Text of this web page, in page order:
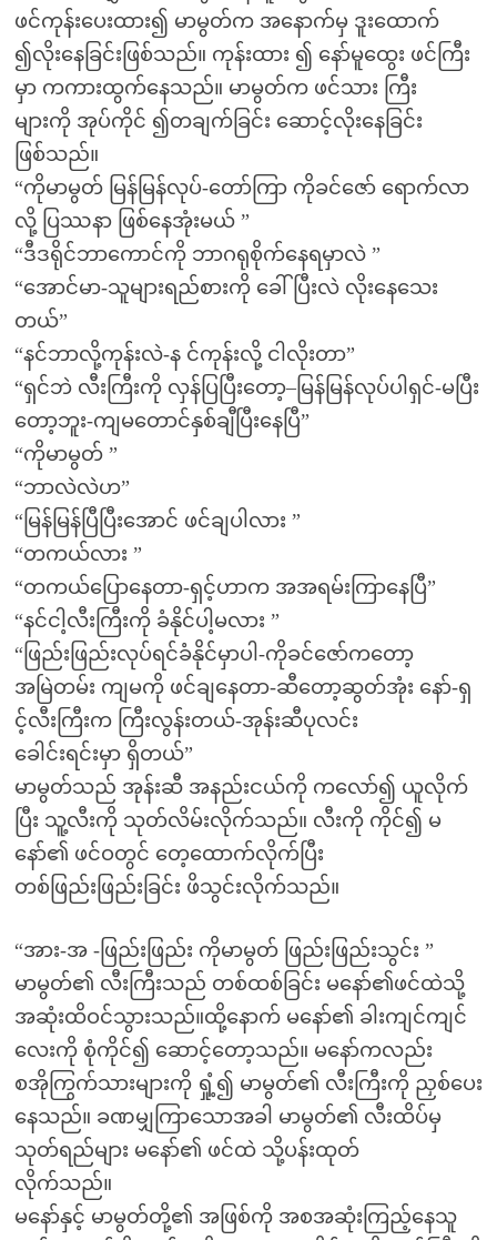
ဖင်ကုန်းပေးထား၍ မာမွတ်က အနောက်မှ ဒူးထောက်
၍လိုးနေခြင်းဖြစ်သည်။ ကုန်းထား ၍ နော်မူထွေး ဖင်ကြီး
မှာ ကကားထွက်နေသည်။ မာမွတ်က ဖင်သား ကြီး
များကို အုပ်ကိုင် ၍တချက်ခြင်း ဆောင့်လိုးနေခြင်း
ဖြစ်သည်။
“ကိုမာမွတ် မြန်မြန်လုပ်-တော်ကြာ ကိုခင်ဇော် ရောက်လာ
လို့ ပြဿနာ ဖြစ်နေအုံးမယ် ”
“ဒီဒရိုင်ဘာကောင်ကို ဘာဂရုစိုက်နေရမှာလဲ ”
“အောင်မာ-သူများရည်စားကို ခေါ်ပြီးလဲ လိုးနေသေး
တယ်”
“နင်ဘာလို့ကုန်းလဲ-န င်ကုန်းလို့ ငါလိုးတာ”
“ရှင်ဘဲ လီးကြီးကို လှန်ပြပြီးတော့–မြန်မြန်လုပ်ပါရှင်-မပြီး
တော့ဘူး-ကျမတောင်နှစ်ချီပြီးနေပြီ”
“ကိုမာမွတ် ”
“ဘာလဲလဲဟ”
“မြန်မြန်ပြီပြီးအောင် ဖင်ချပါလား ”
“တကယ်လား ”
“တကယ်ပြောနေတာ-ရှင့်ဟာက အအရမ်းကြာနေပြီ”
“နင်ငါ့လီးကြီးကို ခံနိုင်ပါ့မလား ”
“ဖြည်းဖြည်းလုပ်ရင်ခံနိုင်မှာပါ-ကိုခင်ဇော်ကတော့
အမြဲတမ်း ကျမကို ဖင်ချနေတာ-ဆီတော့ဆွတ်အုံး နော်-ရှ
င့်လီးကြီးက ကြီးလွန်းတယ်-အုန်းဆီပုလင်း
ခေါင်းရင်းမှာ ရှိတယ်”
မာမွတ်သည် အုန်းဆီ အနည်းငယ်ကို ကလော်၍ ယူလိုက်
ပြီး သူ့လီးကို သုတ်လိမ်းလိုက်သည်။ လီးကို ကိုင်၍ မ
နော်၏ ဖင်ဝတွင် တေ့ထောက်လိုက်ပြီး
တစ်ဖြည်းဖြည်းခြင်း ဖိသွင်းလိုက်သည်။
“အား-အ -ဖြည်းဖြည်း ကိုမာမွတ် ဖြည်းဖြည်းသွင်း ”
မာမွတ်၏ လီးကြီးသည် တစ်ထစ်ခြင်း မနော်၏ဖင်ထဲသို့
အဆုံးထိဝင်သွားသည်။ထို့နောက် မနော်၏ ခါးကျင်ကျင်
လေးကို စုံကိုင်၍ ဆောင့်တော့သည်။ မနော်ကလည်း
စအိုကြွက်သားများကို ရှုံ့၍ မာမွတ်၏ လီးကြီးကို ညှစ်ပေး
နေသည်။ ခဏမျှကြာသောအခါ မာမွတ်၏ လီးထိပ်မှ
သုတ်ရည်များ မနော်၏ ဖင်ထဲ သို့ပန်းထုတ်
လိုက်သည်။
မနော်နှင့် မာမွတ်တို့၏ အဖြစ်ကို အစအဆုံးကြည့်နေသူ